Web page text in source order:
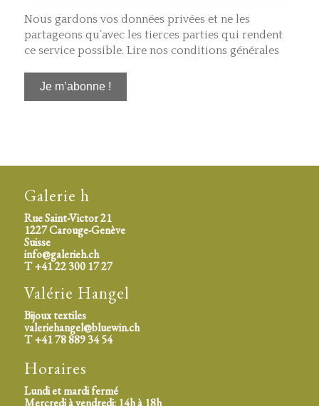
Nous gardons vos données privées et ne les
partageons qu’avec les tierces parties qui rendent
ce service possible. Lire nos conditions générales
Galerie h
Rue Saint-Victor 21
1227 Carouge-Genève
Suisse
info@galerieh.ch
T +41 22 300 17 27
Valérie Hangel
Bijoux textiles
valeriehangel@bluewin.ch
T +41 78 889 34 54
Horaires
Lundi et mardi fermé
Mercredi à vendredi: 14h à 18h